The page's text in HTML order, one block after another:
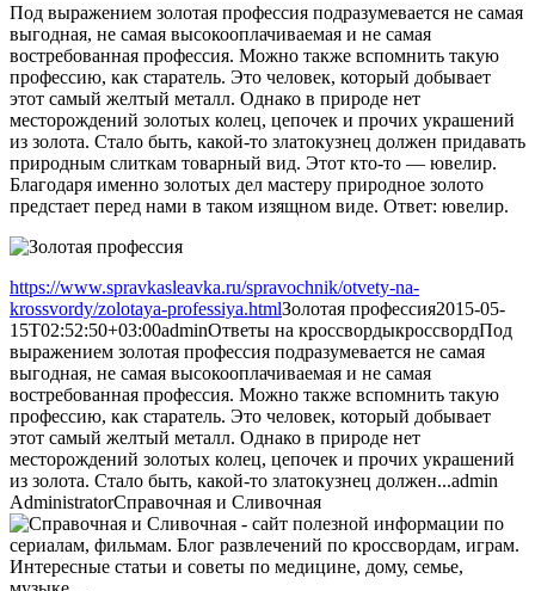
Под выражением золотая профессия подразумевается не самая
выгодная, не самая высокооплачиваемая и не самая
востребованная профессия. Можно также вспомнить такую
профессию, как старатель. Это человек, который добывает
этот самый желтый металл. Однако в природе нет
месторождений золотых колец, цепочек и прочих украшений
из золота. Стало быть, какой-то златокузнец должен придавать
природным слиткам товарный вид. Этот кто-то — ювелир.
Благодаря именно золотых дел мастеру природное золото
предстает перед нами в таком изящном виде. Ответ: ювелир.
https://www.spravkasleavka.ru/spravochnik/otvety-na-
krossvordy/zolotaya-professiya.htmlЗолотая профессия2015-05-
15T02:52:50+03:00adminОтветы на кроссвордыкроссвордПод
выражением золотая профессия подразумевается не самая
выгодная, не самая высокооплачиваемая и не самая
востребованная профессия. Можно также вспомнить такую
профессию, как старатель. Это человек, который добывает
этот самый желтый металл. Однако в природе нет
месторождений золотых колец, цепочек и прочих украшений
из золота. Стало быть, какой-то златокузнец должен...admin
AdministratorСправочная и Сливочная